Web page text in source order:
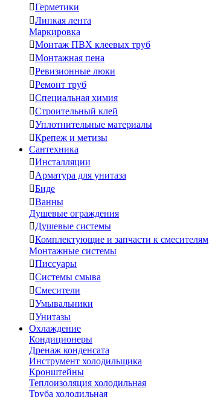
Герметики
Липкая лента
Маркировка
Монтаж ПВХ клеевых труб
Монтажная пена
Ревизионные люки
Ремонт труб
Специальная химия
Строительный клей
Уплотнительные материалы
Крепеж и метизы
Сантехника
Инсталляции
Арматура для унитаза
Биде
Ванны
Душевые ограждения
Душевые системы
Комплектующие и запчасти к смесителям
Монтажные системы
Писсуары
Системы смыва
Смесители
Умывальники
Унитазы
Охлаждение
Кондиционеры
Дренаж конденсата
Инструмент холодильщика
Кронштейны
Теплоизоляция холодильная
Труба холодильная